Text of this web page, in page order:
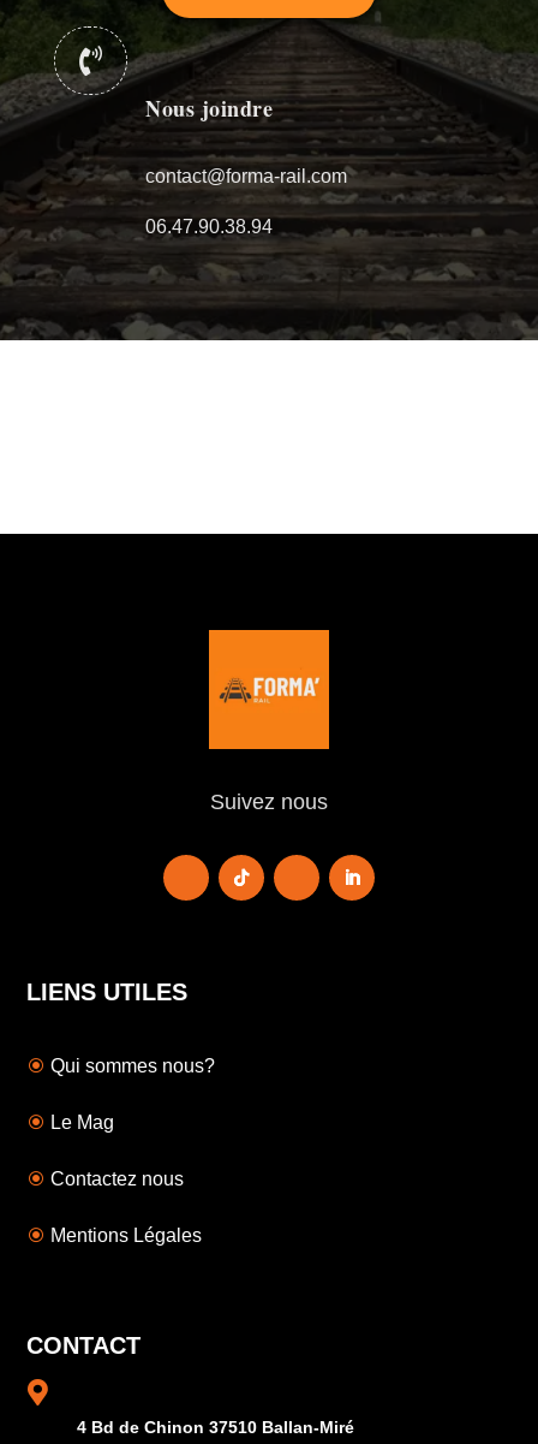

Nous joindre
contact@forma-rail.com
06.47.90.38.94
Suivez nous
LIENS UTILES
Qui sommes nous?
Le Mag
Contactez nous
Mentions Légales
CONTACT

4 Bd de Chinon 37510 Ballan-Miré